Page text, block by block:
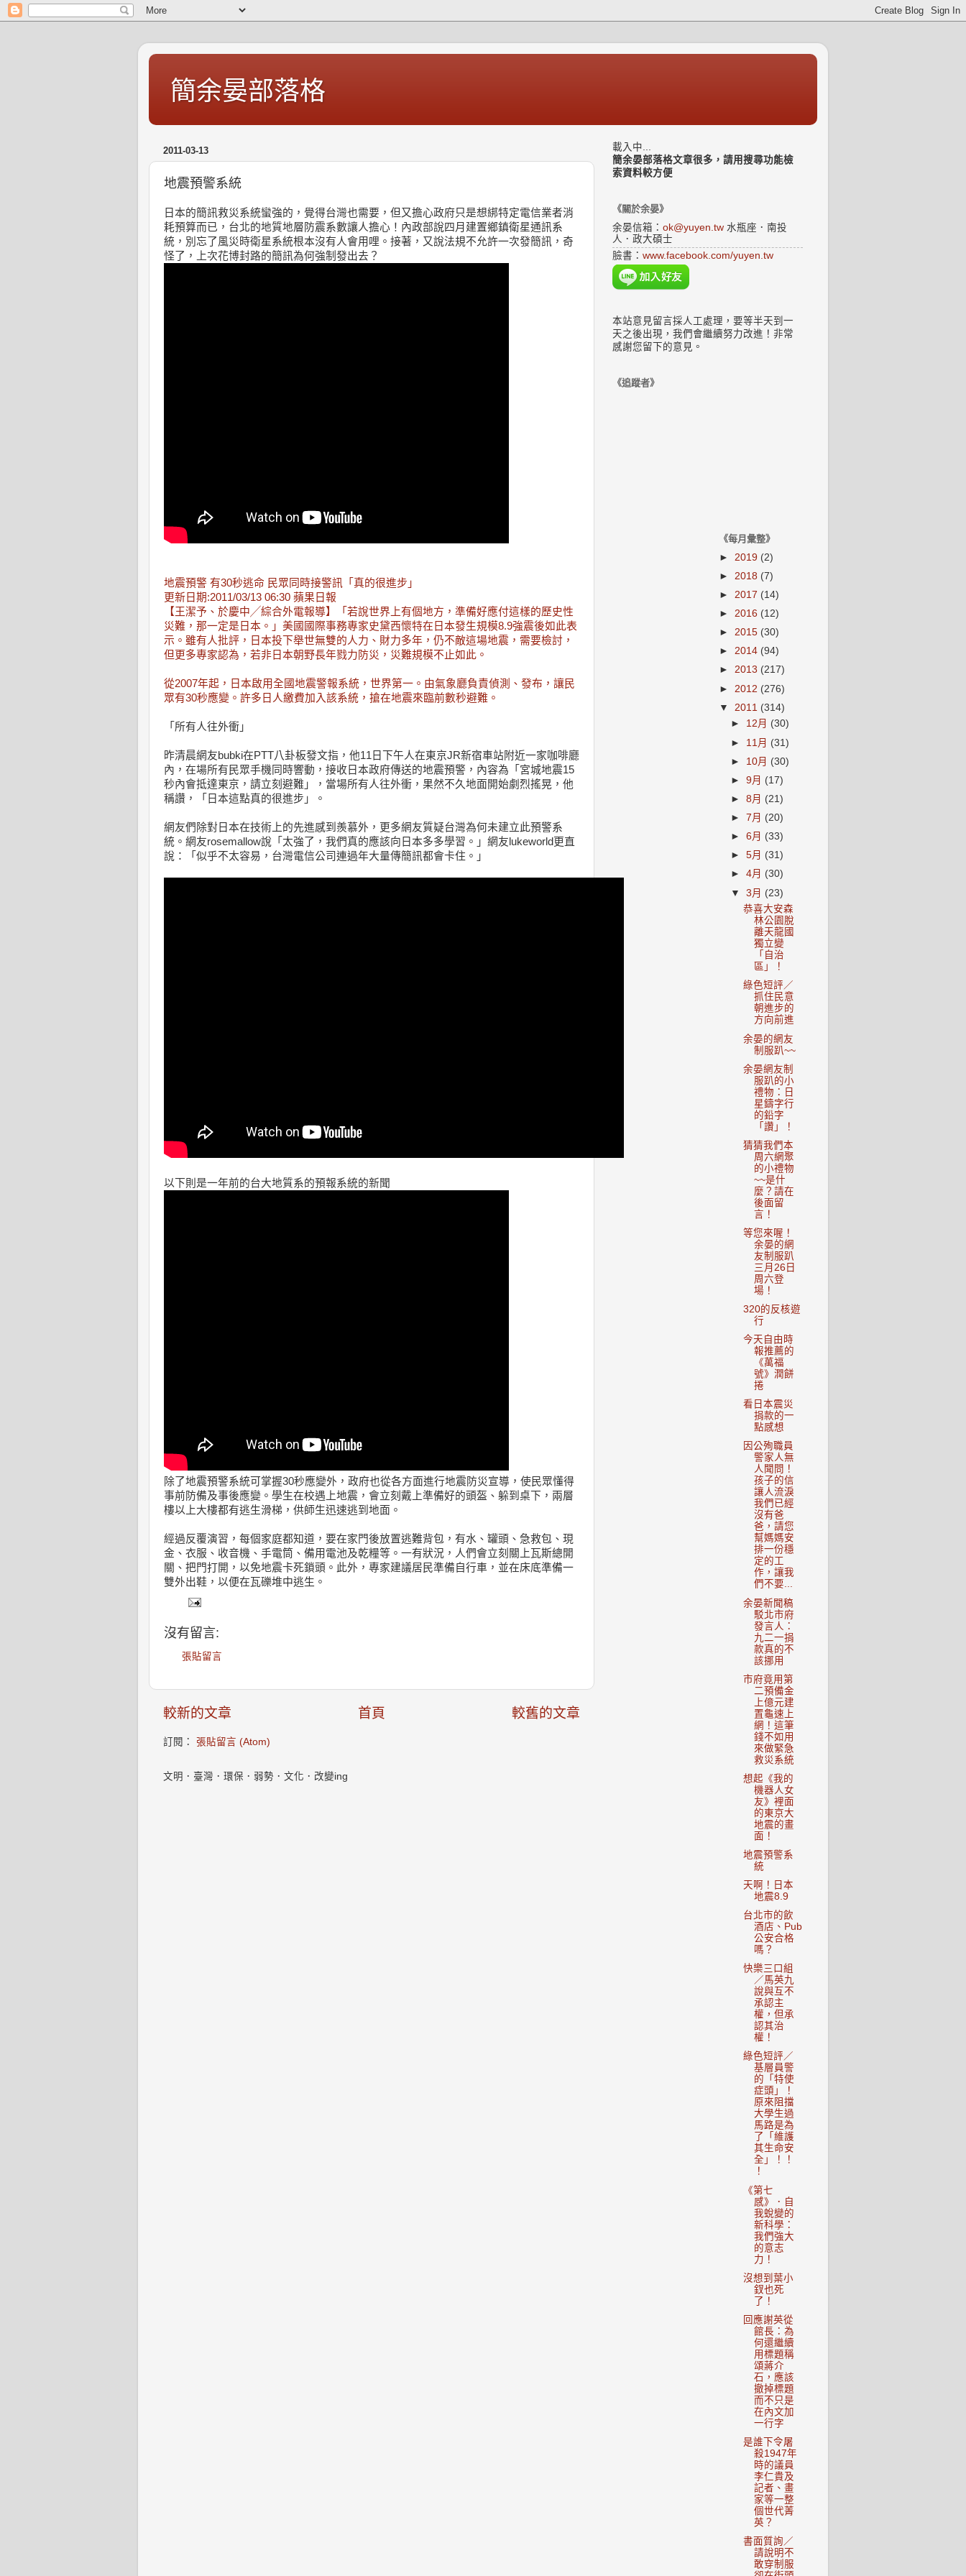
簡余晏部落格
2011-03-13
地震預警系統
日本的簡訊救災系統蠻強的，覺得台灣也需要，但又擔心政府只是想綁特定電信業者消
耗預算而已，台北的地質地層防震系數讓人擔心！內政部說四月建置鄉鎮衛星通訊系
統，別忘了風災時衛星系統根本沒有人會用哩。接著，又說法規不允許一次發簡訊，奇
怪了，上次花博封路的簡訊為何強制發出去？
地震預警 有30秒逃命 民眾同時接警訊「真的很進步」
更新日期:2011/03/13 06:30 蘋果日報
【王潔予、於慶中╱綜合外電報導】「若說世界上有個地方，準備好應付這樣的歷史性
災難，那一定是日本。」美國國際事務專家史黛西懷特在日本發生規模8.9強震後如此表
示。雖有人批評，日本投下舉世無雙的人力、財力多年，仍不敵這場地震，需要檢討，
但更多專家認為，若非日本朝野長年戮力防災，災難規模不止如此。
從2007年起，日本啟用全國地震警報系統，世界第一。由氣象廳負責偵測、發布，讓民
眾有30秒應變。許多日人繳費加入該系統，搶在地震來臨前數秒避難。
「所有人往外衝」
昨清晨網友bubki在PTT八卦板發文指，他11日下午人在東京JR新宿車站附近一家咖啡廳
內，在場所有民眾手機同時響動，接收日本政府傳送的地震預警，內容為「宮城地震15
秒內會抵達東京，請立刻避難」，當場所有人往外衝，果然不久地面開始劇烈搖晃，他
稱讚，「日本這點真的很進步」。
網友們除對日本在技術上的先進感到羨慕外，更多網友質疑台灣為何未建立此預警系
統。網友rosemallow說「太強了，我們真的應該向日本多多學習。」網友lukeworld更直
說：「似乎不太容易，台灣電信公司連過年大量傳簡訊都會卡住。」
以下則是一年前的台大地質系的預報系統的新聞
除了地震預警系統可掌握30秒應變外，政府也從各方面進行地震防災宣導，使民眾懂得
事前防備及事後應變。學生在校遇上地震，會立刻戴上準備好的頭盔、躲到桌下，兩層
樓以上大樓都有逃生滑梯，供師生迅速逃到地面。
經過反覆演習，每個家庭都知道，要在家門後放置逃難背包，有水、罐頭、急救包、現
金、衣服、收音機、手電筒、備用電池及乾糧等。一有狀況，人們會立刻關上瓦斯總開
關、把門打開，以免地震卡死鎖頭。此外，專家建議居民準備自行車，並在床底準備一
雙外出鞋，以便在瓦礫堆中逃生。
沒有留言:
張貼留言
較新的文章 較舊的文章
首頁
訂閱： 張貼留言 (Atom)
文明．臺灣．環保．弱勢．文化．改變ing
載入中...
簡余晏部落格文章很多，請用搜尋功能檢
索資料較方便
《關於余晏》
余晏信箱： ok@yuyen.tw 水瓶座．南投
人．政大碩士
臉書： www.facebook.com/yuyen.tw
本站意見留言採人工處理，要等半天到一
天之後出現，我們會繼續努力改進！非常
感謝您留下的意見。
《追蹤者》
《每月彙整》
► 2019 (2)
► 2018 (7)
► 2017 (14)
► 2016 (12)
► 2015 (30)
► 2014 (94)
► 2013 (217)
► 2012 (276)
▼ 2011 (314)
► 12月 (30)
► 11月 (31)
► 10月 (30)
►9月 (17)
►8月 (21)
►7月 (20)
►6月 (33)
►5月 (31)
►4月 (30)
▼3月 (23)
恭喜大安森
林公園脫
離天龍國
獨立變
「自治
區」！
綠色短評／
抓住民意
朝進步的
方向前進
余晏的網友
制服趴~~
余晏網友制
服趴的小
禮物：日
星鑄字行
的鉛字
「讚」！
猜猜我們本
周六網聚
的小禮物
~~是什
麼？請在
後面留
言！
等您來喔！
余晏的網
友制服趴
三月26日
周六登
場！
320的反核遊
行
今天自由時
報推薦的
《萬福
號》潤餅
捲
看日本震災
捐款的一
點感想
因公殉職員
警家人無
人聞問！
孩子的信
讓人流淚
我們已經
沒有爸
爸，請您
幫媽媽安
排一份穩
定的工
作，讓我
們不要...
余晏新聞稿
駁北市府
發言人：
九二一捐
款真的不
該挪用
市府竟用第
二預備金
上億元建
置龜速上
網！這筆
錢不如用
來做緊急
救災系統
想起《我的
機器人女
友》裡面
的東京大
地震的畫
面！
地震預警系
統
天啊！日本
地震8.9
台北市的飲
酒店、Pub
公安合格
嗎？
快樂三口組
／馬英九
說與互不
承認主
權，但承
認其治
權！
綠色短評／
基層員警
的「特使
症頭」！
原來阻擋
大學生過
馬路是為
了「維護
其生命安
全」！！
！
《第七
感》．自
我蛻變的
新科學：
我們強大
的意志
力！
沒想到葉小
釵也死
了！
回應謝英從
館長：為
何還繼續
用標題稱
頌蔣介
石，應該
撤掉標題
而不只是
在內文加
一行字
是誰下令屠
殺1947年
時的議員
李仁貴及
記者、畫
家等一整
個世代菁
英？
書面質詢／
請說明不
敢穿制服